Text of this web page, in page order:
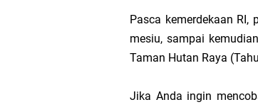
Pasca kemerdekaan
mesiu, sampai
Taman Hutan Raya
Jika Anda ingin